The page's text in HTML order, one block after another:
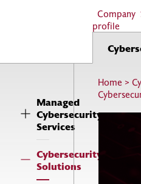
Company
profile
Home >
Managed
Cybersecurity
Services
Cybersecurity
Solutions